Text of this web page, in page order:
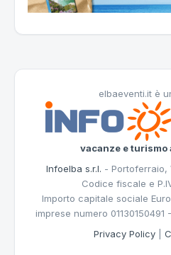
elbaeventi.it è
vacanze e turismo
Infoelba s.r.l. - Portoferraio,
Codice fiscale e
Importo capitale sociale
imprese numero 01130150491
Privacy Policy|